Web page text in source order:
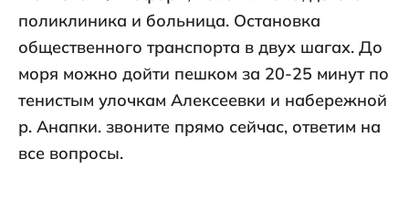
поликлиника и больница. Остановка
общественного транспорта в двух шагах. До
моря можно дойти пешком за 20-25 минут по
тенистым улочкам Алексеевки и набережной
р. Анапки. звоните прямо сейчас, ответим на
все вопросы.